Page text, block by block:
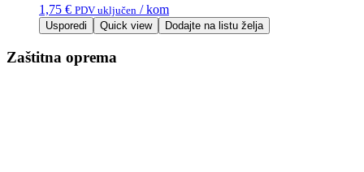
1,75 € PDV uključen / kom
Usporedi Quick view Dodajte na listu želja
Zaštitna oprema